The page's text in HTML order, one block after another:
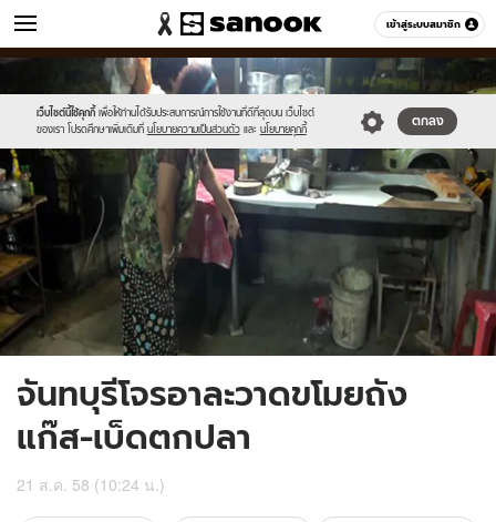
เข้าสู่ระบบสมาชิก
ข่าว หมวดอื่นๆ
เว็บไซต์นี้ใช้คุกกี้ เพื่อให้ท่านได้รับประสบการณ์การใช้งานที่ดีที่สุดบน เว็บไซต์
ของเรา โปรดศึกษาเพิ่มเติมที่ นโยบายความเป็นส่วนตัว และ นโยบายคุกกี้
ตกลง
//s.isanook.com/sr/0/images/logo-
new-
sanook.png
//s.isanook.com/ns/0/ud/370/1851614/640567-
01.jpg
จันทบุรีโจรอาละวาดขโมยถัง
แก๊ส-เบ็ดตกปลา
21 ส.ค. 58 (10:24 น.)